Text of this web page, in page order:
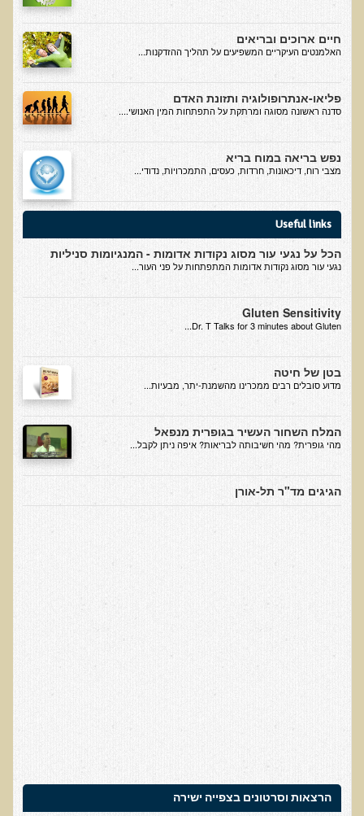
נפש בריאה במוח בריא
שאלות ותשובות מסדנת נפש בריאה במוח בריא
המזון: תרופה או מניעה
רכישת סדנת המזון: תרופה או מניעה
מתכות רעילות
רכישת סדנת מתכות רעילות
שאלות ותשובות מסדנת מתכות רעילות
האבחון הקליני והטיפול בבעיות של חילוף חומרים
שאלות ותשובות מסדנת חילוף חומרים
רכישת סדנת האבחון הקליני והטיפול בבעיות של חילוף חומרים
מחלות כלי דם ולב
רכישת סדנת הקרינה והשדות האלקטרומגנטיים
מערכת התריס
רכישת סדנת בלוטת התריס ומערכת התריס
אוכלי כל, צמחונים או טבעונים
רכישת סדנת אוכלי כל, צמחונים או טבעונים
רכישת סדנת כל האמת על שמנים ושומנים
רכישת סדנת טבעונות הלכה למעשה
הרצאות ואירועים
חיים ארוכים ובריאים
האלמנטים העיקריים המשפיעים על תהליך ההזדקנות...
פליאו-אנתרופולוגיה ותזונת האדם
סדנה ראשונה מסוגה ומרתקת על התפתחות המין האנושי....
נפש בריאה במוח בריא
מצבי רוח, דיכאונות, חרדות, כעסים, התמכרויות, נדודי...
Useful links
הכל על נגעי עור מסוג נקודות אדומות - המנגיומות סניליות
נגעי עור מסוג נקודות אדומות המתפתחות על פני העור...
Gluten Sensitivity
Dr. T Talks for 3 minutes about Gluten...
בטן של חיטה
​מדוע סובלים רבים ממכרינו מהשמנת-יתר, מבעיות...
המלח השחור העשיר בגופרית מנפאל
מהי גופרית? מהי חשיבותה לבריאות? איפה ניתן לקבל...
הגיגים מד"ר תל-אורן
הרצאות וסרטונים בצפייה ישירה